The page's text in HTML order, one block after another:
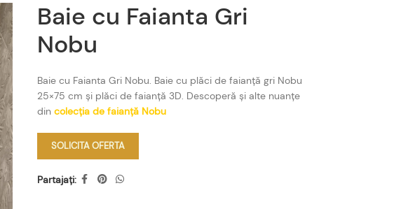
Baie cu Faianta Gri
Nobu
Baie cu Faianta Gri Nobu. Baie cu plăci de faianță gri Nobu
25×75 cm și plăci de faianță 3D. Descoperă și alte nuanțe
din colecția de faianță Nobu
SOLICITA OFERTA
Partajați: